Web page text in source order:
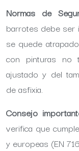
Normas de
barrotes debe ser
se quede
con pinturas no
ajustado y del
de asfixia.
Consejo
verifica que
y europeas (EN